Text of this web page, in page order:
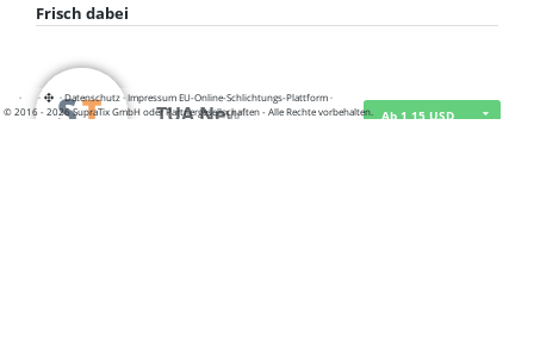
Frisch dabei
TUA News Ab 1,15 USD
· · ·Datenschutz·Impressum EU-Online-Schlichtungs-Plattform·
© 2016 - 2026 SupraTix GmbH oder Partnergesellschaften - Alle Rechte vorbehalten.